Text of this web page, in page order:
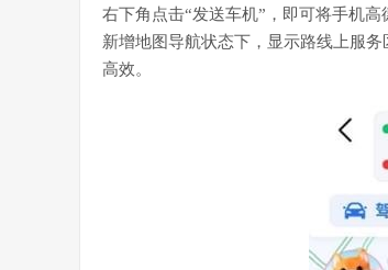
右下角点击“发送车机”，即可将手机
新增地图导航状态下，显示路线上服
高效。